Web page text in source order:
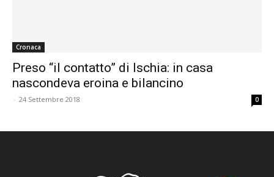
Cronaca
Preso “il contatto” di Ischia: in casa
nascondeva eroina e bilancino
- 24 Settembre 2018 0